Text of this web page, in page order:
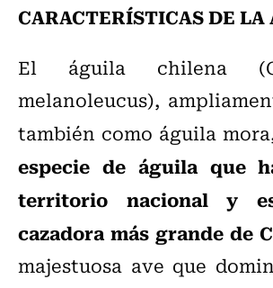
CARACTERÍSTICAS DE LA
El águila chilena
melanoleucus),
también como águila
especie de águila que
territorio nacional y
cazadora más grande de
majestuosa ave que